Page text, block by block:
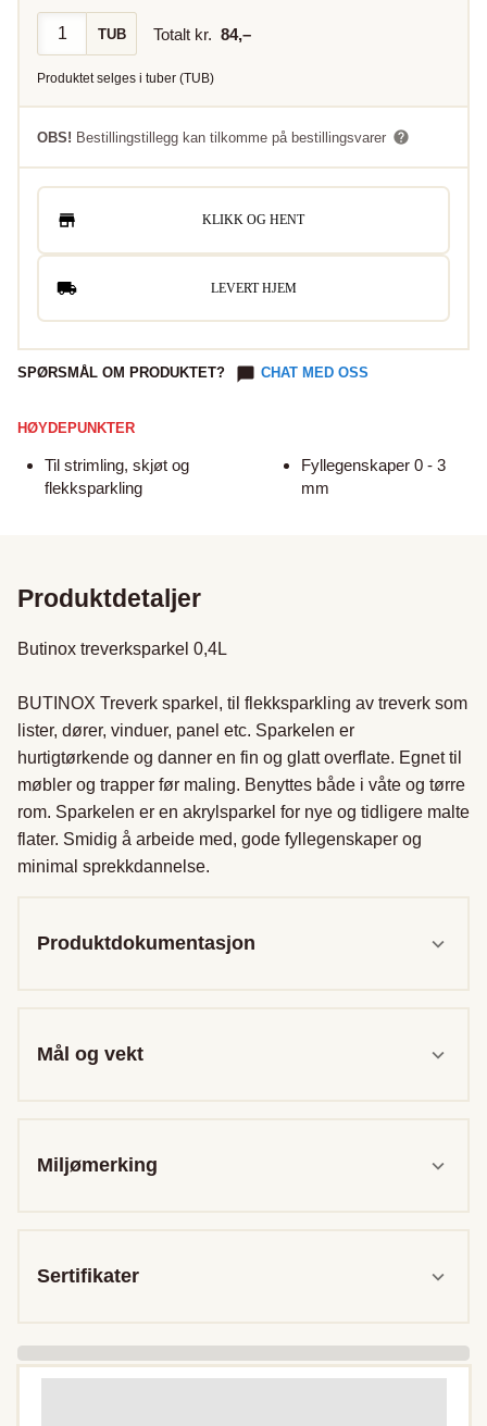
TUB Totalt kr. 84,–
Produktet selges i tuber (TUB)
OBS! Bestillingstillegg kan tilkomme på bestillingsvarer
KLIKK OG HENT
LEVERT HJEM
SPØRSMÅL OM PRODUKTET? CHAT MED OSS
HØYDEPUNKTER
Til strimling, skjøt og
flekksparkling
Fyllegenskaper 0 - 3
mm
Produktdetaljer
Butinox treverksparkel 0,4L
BUTINOX Treverk sparkel, til flekksparkling av treverk som
lister, dører, vinduer, panel etc. Sparkelen er
hurtigtørkende og danner en fin og glatt overflate. Egnet til
møbler og trapper før maling. Benyttes både i våte og tørre
rom. Sparkelen er en akrylsparkel for nye og tidligere malte
flater. Smidig å arbeide med, gode fyllegenskaper og
minimal sprekkdannelse.
Produktdokumentasjon
Mål og vekt
Miljømerking
Sertifikater